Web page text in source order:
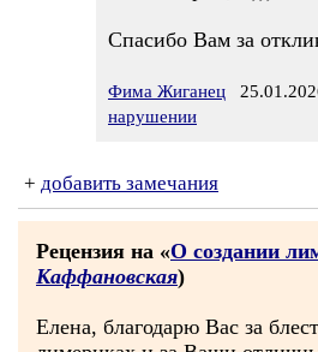
Спасибо Вам за
Фима Жиганец
нарушении
+ добавить замечания
Рецензия на «О создании
Каффановская)
Елена, благодарю Вас за